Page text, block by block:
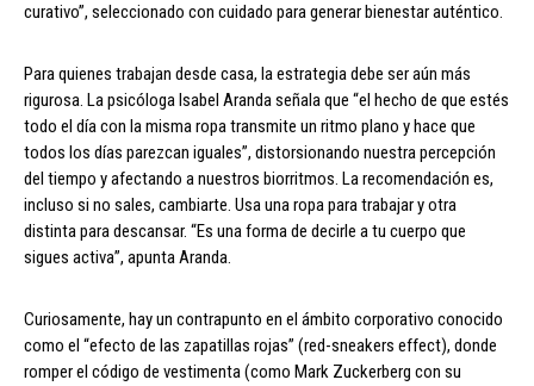
curativo”, seleccionado con cuidado para generar bienestar auténtico.
Para quienes trabajan desde casa, la estrategia debe ser aún más
rigurosa. La psicóloga Isabel Aranda señala que “el hecho de que estés
todo el día con la misma ropa transmite un ritmo plano y hace que
todos los días parezcan iguales”, distorsionando nuestra percepción
del tiempo y afectando a nuestros biorritmos. La recomendación es,
incluso si no sales, cambiarte. Usa una ropa para trabajar y otra
distinta para descansar. “Es una forma de decirle a tu cuerpo que
sigues activa”, apunta Aranda.
Curiosamente, hay un contrapunto en el ámbito corporativo conocido
como el “efecto de las zapatillas rojas” (red-sneakers effect), donde
romper el código de vestimenta (como Mark Zuckerberg con su